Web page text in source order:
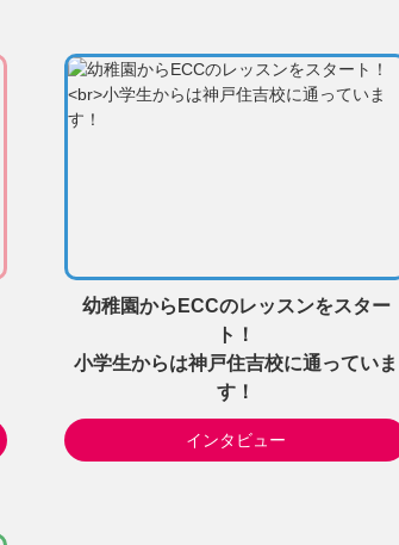
幼稚園からECCのレッスンをスター
ト！
小学生からは神戸住吉校に通っていま
す！
インタビュー